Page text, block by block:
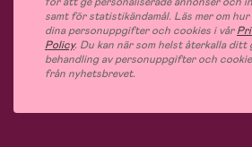
samt för statistikändamål. Läs mer om
dina personuppgifter och cookies i vår
Policy. Du kan när som helst återkalla ditt
behandling av personuppgifter och
från nyhetsbrevet.